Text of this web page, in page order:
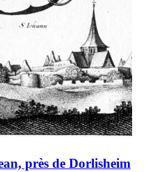
près de Dorlisheim